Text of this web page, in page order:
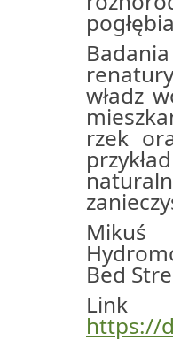
władz
rzek
Bed
https://